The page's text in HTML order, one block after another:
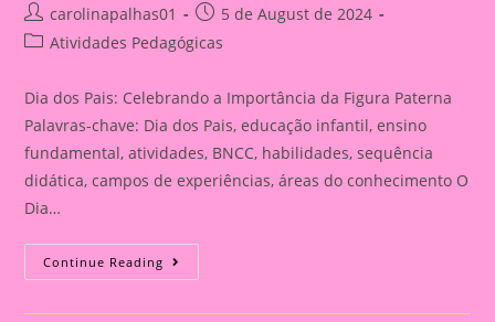
Post
author:
carolinapalhas01
Post
published:
5 de August de 2024
PostAtividades Pedagógicas
Dia dos Pais: Celebrando a Importância da Figura Paterna
Palavras-chave: Dia dos Pais, educação infantil, ensino
fundamental, atividades, BNCC, habilidades, sequência
didática, campos de experiências, áreas do conhecimento O
Dia…
Continue Reading Cartão
Lembrança
O